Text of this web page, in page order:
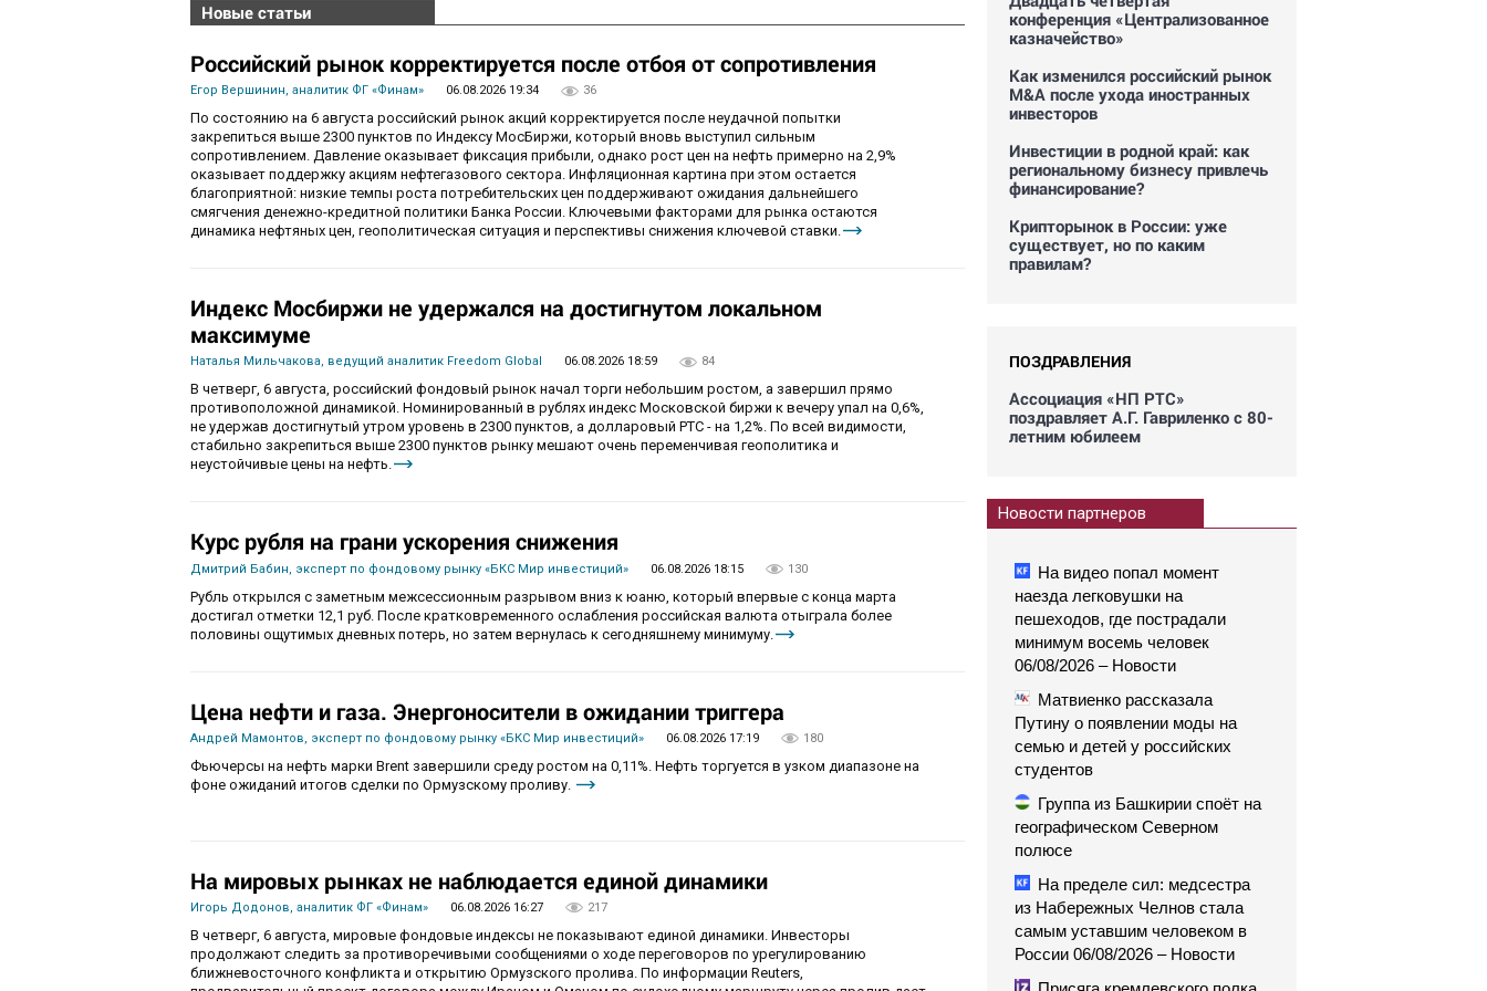
Новые статьи
Российский рынок корректируется после отбоя от сопротивления
Егор Вершинин, аналитик ФГ «Финам» 06.08.2026 19:34 36
По состоянию на 6 августа российский рынок акций корректируется после неудачной попытки
закрепиться выше 2300 пунктов по Индексу МосБиржи, который вновь выступил сильным
сопротивлением. Давление оказывает фиксация прибыли, однако рост цен на нефть примерно на 2,9%
оказывает поддержку акциям нефтегазового сектора. Инфляционная картина при этом остается
благоприятной: низкие темпы роста потребительских цен поддерживают ожидания дальнейшего
смягчения денежно-кредитной политики Банка России. Ключевыми факторами для рынка остаются
динамика нефтяных цен, геополитическая ситуация и перспективы снижения ключевой ставки.
Индекс Мосбиржи не удержался на достигнутом локальном
максимуме
Наталья Мильчакова, ведущий аналитик Freedom Global 06.08.2026 18:59 84
В четверг, 6 августа, российский фондовый рынок начал торги небольшим ростом, а завершил прямо
противоположной динамикой. Номинированный в рублях индекс Московской биржи к вечеру упал на 0,6%,
не удержав достигнутый утром уровень в 2300 пунктов, а долларовый РТС - на 1,2%. По всей видимости,
стабильно закрепиться выше 2300 пунктов рынку мешают очень переменчивая геополитика и
неустойчивые цены на нефть.
Курс рубля на грани ускорения снижения
Дмитрий Бабин, эксперт по фондовому рынку «БКС Мир инвестиций» 06.08.2026 18:15 130
Рубль открылся с заметным межсессионным разрывом вниз к юаню, который впервые с конца марта
достигал отметки 12,1 руб. После кратковременного ослабления российская валюта отыграла более
половины ощутимых дневных потерь, но затем вернулась к сегодняшнему минимуму.
Цена нефти и газа. Энергоносители в ожидании триггера
Андрей Мамонтов, эксперт по фондовому рынку «БКС Мир инвестиций» 06.08.2026 17:19 180
Фьючерсы на нефть марки Brent завершили среду ростом на 0,11%. Нефть торгуется в узком диапазоне на
фоне ожиданий итогов сделки по Ормузскому проливу.
На мировых рынках не наблюдается единой динамики
Игорь Додонов, аналитик ФГ «Финам» 06.08.2026 16:27 217
В четверг, 6 августа, мировые фондовые индексы не показывают единой динамики. Инвесторы
продолжают следить за противоречивыми сообщениями о ходе переговоров по урегулированию
ближневосточного конфликта и открытию Ормузского пролива. По информации Reuters,
конференция «Централизованное
казначейство»
Как изменился российский рынок
M&A после ухода иностранных
инвесторов
Инвестиции в родной край: как
региональному бизнесу привлечь
финансирование?
Крипторынок в России: уже
существует, но по каким
правилам?
ПОЗДРАВЛЕНИЯ
Ассоциация «НП РТС»
поздравляет А.Г. Гавриленко с 80-
летним юбилеем
Новости партнеров
На видео попал момент
наезда легковушки на
пешеходов, где пострадали
минимум восемь человек
06/08/2026 – Новости
Матвиенко рассказала
Путину о появлении моды на
семью и детей у российских
студентов
Группа из Башкирии споёт на
географическом Северном
полюсе
На пределе сил: медсестра
из Набережных Челнов стала
самым уставшим человеком в
России 06/08/2026 – Новости